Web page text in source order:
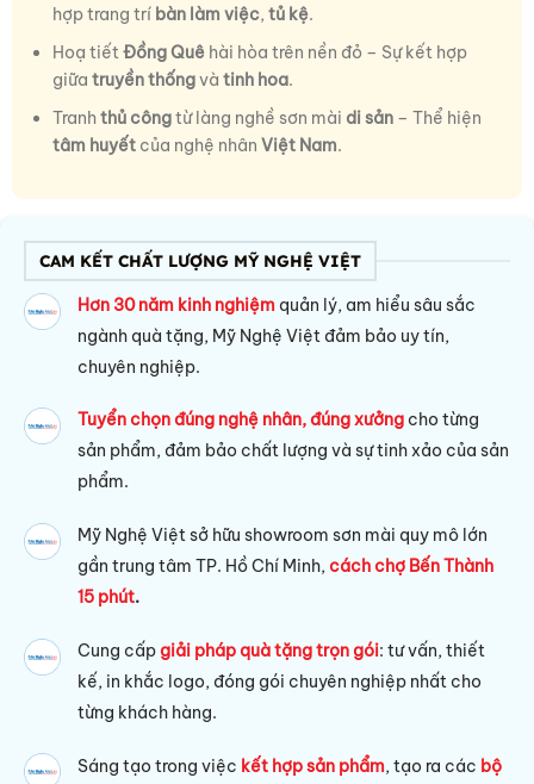
hợp trang trí bàn làm việc, tủ kệ.
Hoạ tiếtĐồng Quêhài hòa trên nền đỏ – Sự kết hợp
giữa truyền thốngvà tinh hoa.
Tranhthủ côngtừ làng nghề sơn mài di sản– Thể hiện
tâm huyếtcủa nghệ nhân Việt Nam.
CAM KẾT CHẤT LƯỢNG MỸ NGHỆ VIỆT
Hơn 30 năm kinh nghiệm quản lý, am hiểu sâu sắc
ngành quà tặng, Mỹ Nghệ Việt đảm bảo uy tín,
chuyên nghiệp.
Tuyển chọn đúng nghệ nhân, đúng xưởng cho từng
sản phẩm, đảm bảo chất lượng và sự tinh xảo của sản
phẩm.
Mỹ Nghệ Việt sở hữu showroom sơn mài quy mô lớn
gần trung tâm TP. Hồ Chí Minh,cách chợ Bến Thành
15 phút.
Cung cấpgiải pháp quà tặng trọn gói: tư vấn, thiết
kế, in khắc logo, đóng gói chuyên nghiệp nhất cho
từng khách hàng.
Sáng tạo trong việc kết hợp sản phẩm, tạo ra các bộ